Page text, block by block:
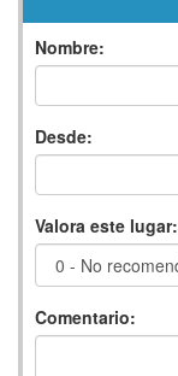
Nombre:
Desde:
Valora este lugar:
Comentario: